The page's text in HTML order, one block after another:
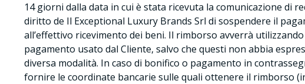
14 giorni dalla data in cui è stata ricevuta la comunicazione di
diritto de Il Exceptional Luxury Brands Srl di sospendere il
all’effettivo ricevimento dei beni. Il rimborso avverrà
pagamento usato dal Cliente, salvo che questi non abbia
diversa modalità. In caso di bonifico o pagamento in
fornire le coordinate bancarie sulle quali ottenere il rimborso